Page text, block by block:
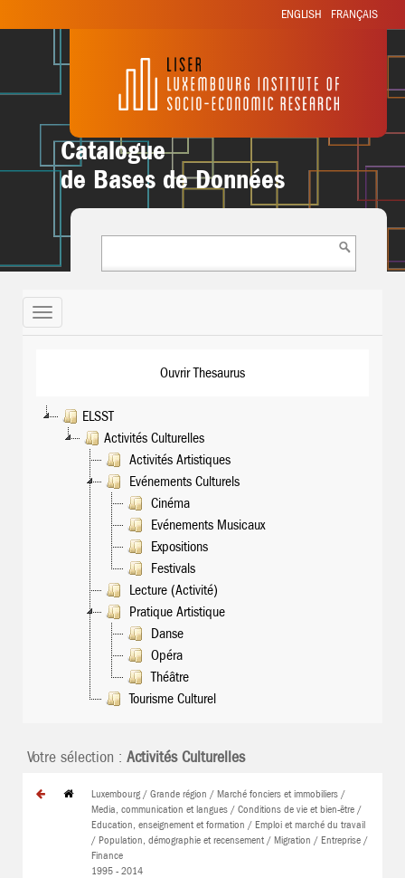
ENGLISH FRANÇAIS
Catalogue
de Bases de Données
Toggle
navigation
Ouvrir Thesaurus
ELSST
Activités Culturelles
Activités Artistiques
Evénements Culturels
Cinéma
Evénements Musicaux
Expositions
Festivals
Lecture (Activité)
Pratique Artistique
Danse
Opéra
Théâtre
Tourisme Culturel
Votre sélection : Activités Culturelles
Luxembourg / Grande région / Marché fonciers et immobiliers /
Media, communication et langues / Conditions de vie et bien-être /
Education, enseignement et formation / Emploi et marché du travail
/ Population, démographie et recensement / Migration / Entreprise /
Finance
1995 - 2014